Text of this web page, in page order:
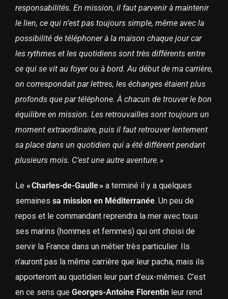
responsabilités. En mission, il faut parvenir à maintenir
le lien, ce qui n’est pas toujours simple, même avec la
possibilité de téléphoner à la maison chaque jour car
les rythmes et les quotidiens sont très différents entre
ce qui se vit au foyer ou à bord. Au début de ma carrière,
on correspondait par lettres, les échanges étaient plus
profonds que par téléphone. À chacun de trouver le bon
équilibre en mission. Les retrouvailles sont toujours un
moment extraordinaire, puis il faut retrouver lentement
sa place dans un quotidien qui a été différent pendant
plusieurs mois. C’est une autre aventure. »
Le « Charles-de-Gaulle »a terminé il y a quelques
semaines sa mission en Méditerranée. Un peu de
repos et le commandant reprendra la mer avec tous
ses marins (hommes et femmes) qui ont choisi de
servir la France dans un métier très particulier. Ils
n’auront pas la même carrière que leur pacha, mais ils
apporteront au quotidien leur part d’eux-mêmes. C’est
en ce sens queGeorges-Antoine Florentinleur rend